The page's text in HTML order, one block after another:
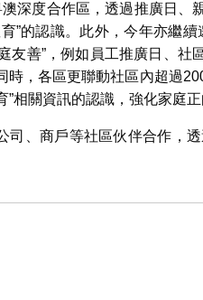
深度合作區，透過推廣日、
”的認識。此外，今年亦繼
友善”，例如員工推廣日、社
，各區更聯動社區內超過
相關資訊的認識，強化家庭正
、商戶等社區伙伴合作，